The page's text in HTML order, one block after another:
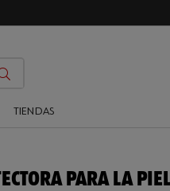
TIENDAS
PARA LA